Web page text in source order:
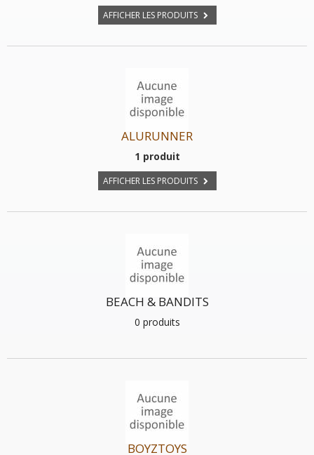
AFFICHER LES PRODUITS
ALURUNNER
1 produit
AFFICHER LES PRODUITS
BEACH & BANDITS
0 produits
BOYZTOYS